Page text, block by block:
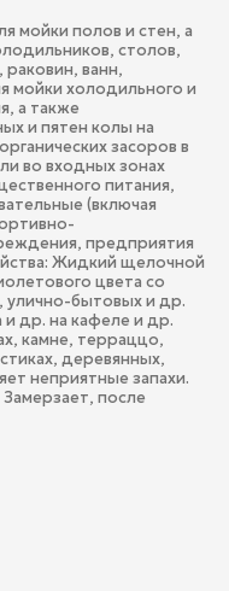
мойки полов и стен, а
столов,
ванн,
мойки холодильного и
а также
и пятен колы на
засоров в
во входных зонах
питания,
(включая
предприятия
Жидкий щелочной
цвета со
улично-бытовых и др.
и др. на кафеле и др.
камне, терраццо,
деревянных,
неприятные запахи.
после